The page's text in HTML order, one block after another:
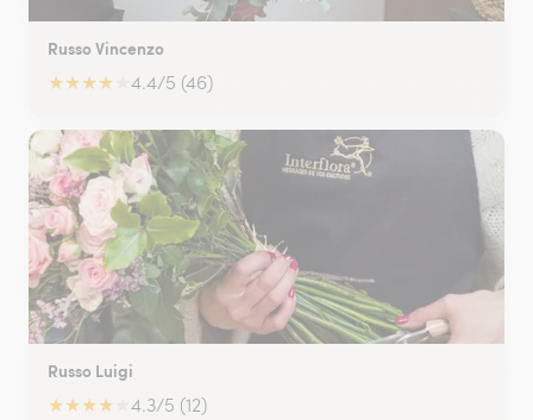
Russo Vincenzo
★★★★ 4.4/5 (46)
Russo Luigi
★★★★ 4.3/5 (12)